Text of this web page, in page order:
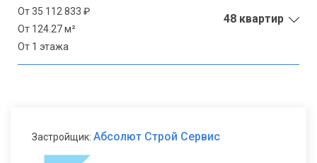
От 35 112 833 ₽
От 124.27 м²
От 1 этажа
48 квартир
Застройщик: Абсолют Строй Сервис